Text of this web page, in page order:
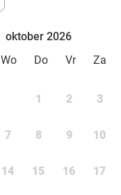
oktober 2026
Wo Do Vr Za
1 2 3
7 8 9 10
14 15 16 17